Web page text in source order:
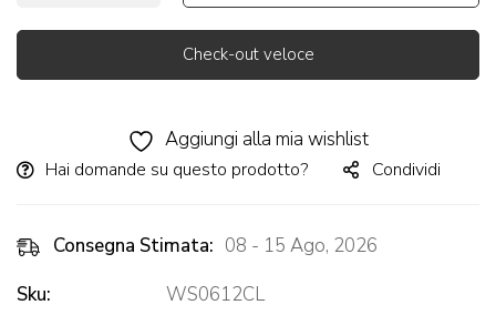
Check-out veloce
Aggiungi alla mia wishlist
Hai domande su questo prodotto? Condividi
Consegna Stimata: 08 - 15 Ago, 2026
Sku:
WS0612CL